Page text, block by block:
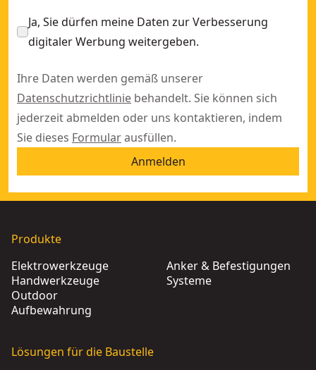
Ja, Sie dürfen meine Daten zur Verbesserung
digitaler Werbung weitergeben.
Ihre Daten werden gemäß unserer
Datenschutzrichtlinie behandelt. Sie können sich
jederzeit abmelden oder uns kontaktieren, indem
Sie dieses Formularausfüllen.
Anmelden
Produkte
Elektrowerkzeuge
Handwerkzeuge
Outdoor
Aufbewahrung
Anker & Befestigungen
Systeme
Lösungen für die Baustelle